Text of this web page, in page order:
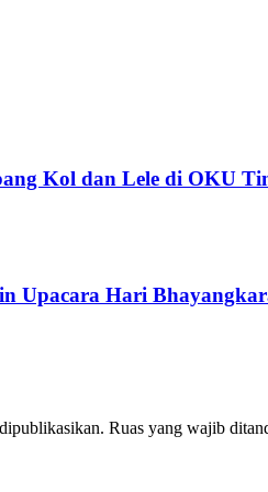
Kol dan Lele di OKU
Upacara Hari
Ruas yang wajib